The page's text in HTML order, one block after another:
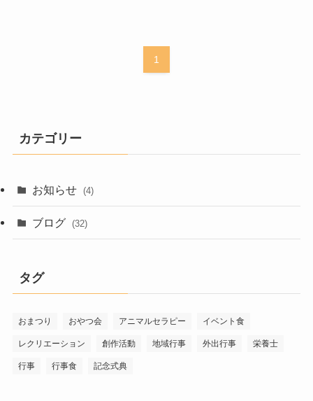
1
カテゴリー
お知らせ (4)
ブログ (32)
タグ
おまつり おやつ会 アニマルセラピー イベント食
レクリエーション 創作活動 地域行事 外出行事 栄養士
行事 行事食 記念式典